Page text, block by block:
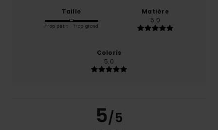
Taille
Trop petit Trop grand
Matière
5.0
Coloris
5.0
5/5